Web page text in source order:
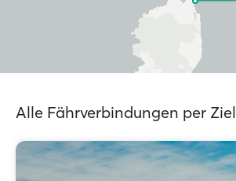
Alle Fährverbindungen per Ziel